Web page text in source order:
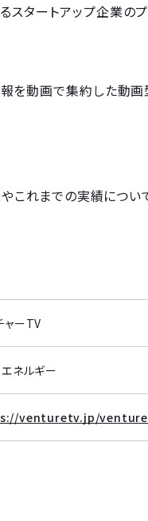
タートアップ企業の
を動画で集約した動画
れまでの実績につい
ャーTV
エネルギー
venturetv.jp/